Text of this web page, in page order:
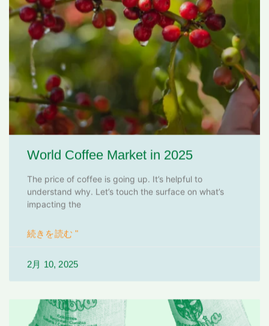
World Coffee Market in 2025
The price of coffee is going up. It’s helpful to
understand why. Let’s touch the surface on what’s
impacting the
続きを読む "
2月 10, 2025